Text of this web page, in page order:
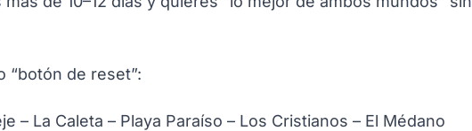
“botón de reset”:
– La Caleta – Playa Paraíso – Los Cristianos – El Médano